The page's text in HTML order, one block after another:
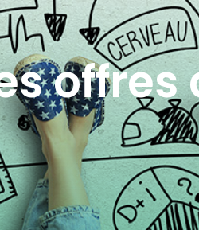
offres